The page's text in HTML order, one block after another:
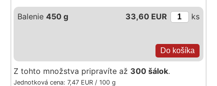
Balenie450 g 33,60 EUR ks
Z tohto množstva pripravíte až 300 šálok.
Jednotková cena: 7,47 EUR / 100 g